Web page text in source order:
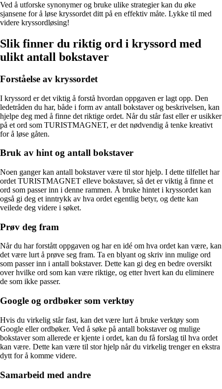
Ved å utforske synonymer og bruke ulike strategier kan du øke
sjansene for å løse kryssordet ditt på en effektiv måte. Lykke til med
videre kryssordløsing!
Slik finner du riktig ord i kryssord med
ulikt antall bokstaver
Forståelse av kryssordet
I kryssord er det viktig å forstå hvordan oppgaven er lagt opp. Den
ledetråden du har, både i form av antall bokstaver og beskrivelsen, kan
hjelpe deg med å finne det riktige ordet. Når du står fast eller er usikker
på et ord som TURISTMAGNET, er det nødvendig å tenke kreativt
for å løse gåten.
Bruk av hint og antall bokstaver
Noen ganger kan antall bokstaver være til stor hjelp. I dette tilfellet har
ordet TURISTMAGNET elleve bokstaver, så det er viktig å finne et
ord som passer inn i denne rammen. Å bruke hintet i kryssordet kan
også gi deg et inntrykk av hva ordet egentlig betyr, og dette kan
veilede deg videre i søket.
Prøv deg fram
Når du har forstått oppgaven og har en idé om hva ordet kan være, kan
det være lurt å prøve seg fram. Ta en blyant og skriv inn mulige ord
som passer inn i antall bokstaver. Dette kan gi deg en bedre oversikt
over hvilke ord som kan være riktige, og etter hvert kan du eliminere
de som ikke passer.
Google og ordbøker som verktøy
Hvis du virkelig står fast, kan det være lurt å bruke verktøy som
Google eller ordbøker. Ved å søke på antall bokstaver og mulige
bokstaver som allerede er kjente i ordet, kan du få forslag til hva ordet
kan være. Dette kan være til stor hjelp når du virkelig trenger en ekstra
dytt for å komme videre.
Samarbeid med andre